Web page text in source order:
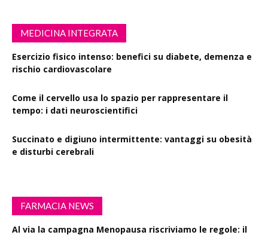
MEDICINA INTEGRATA
Esercizio fisico intenso: benefici su diabete, demenza e
rischio cardiovascolare
Come il cervello usa lo spazio per rappresentare il
tempo: i dati neuroscientifici
Succinato e digiuno intermittente: vantaggi su obesità
e disturbi cerebrali
FARMACIA NEWS
Al via la campagna Menopausa riscriviamo le regole: il